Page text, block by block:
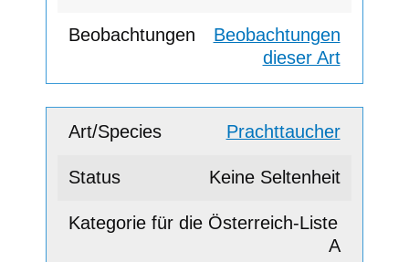
Beobachtungen
dieser Art
Prachttaucher
Keine Seltenheit
A